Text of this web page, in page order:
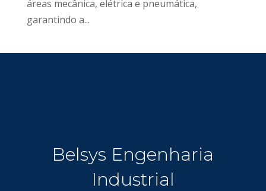
áreas mecânica, elétrica e pneumática,
garantindo a...
Belsys Engenharia
Industrial